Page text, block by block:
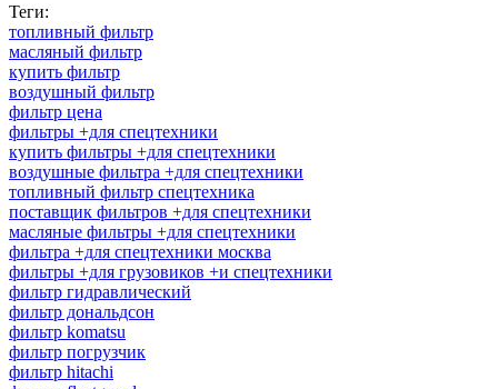
Теги:
топливный фильтр
масляный фильтр
купить фильтр
воздушный фильтр
фильтр цена
фильтры +для спецтехники
купить фильтры +для спецтехники
воздушные фильтра +для спецтехники
топливный фильтр спецтехника
поставщик фильтров +для спецтехники
масляные фильтры +для спецтехники
фильтра +для спецтехники москва
фильтры +для грузовиков +и спецтехники
фильтр гидравлический
фильтр дональдсон
фильтр komatsu
фильтр погрузчик
фильтр hitachi